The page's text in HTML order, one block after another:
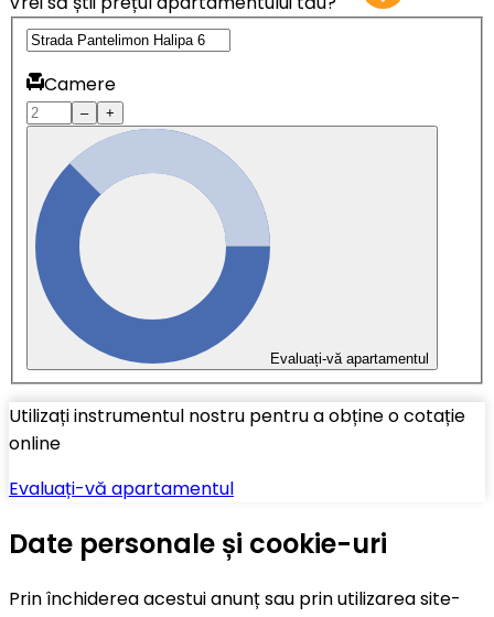
Camere
– +
Evaluați-vă apartamentul
Utilizați instrumentul nostru pentru a obține o cotație
online
Evaluați-vă apartamentul
Date personale și cookie-uri
Prin închiderea acestui anunț sau prin utilizarea site-